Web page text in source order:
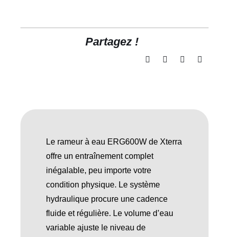
Partagez !
Le rameur à eau ERG600W de Xterra
offre un entraînement complet
inégalable, peu importe votre
condition physique. Le système
hydraulique procure une cadence
fluide et régulière. Le volume d’eau
variable ajuste le niveau de